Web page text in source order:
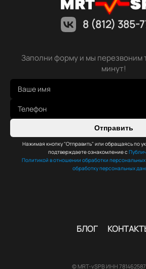
8 (812) 385-
Заполни форму и мы перезвоним
минут!
Отправить
Нажимая кнопку "Отправить" или обращаясь по
подтверждаете ознакомление с
Политикой в отношении обработки
обработку персональных
БЛОГ
© MRT-vSPB ИНН